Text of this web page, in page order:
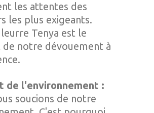
les attentes des
les plus exigeants.
leurre Tenya est le
de notre dévouement à
de l'environnement :
soucions de notre